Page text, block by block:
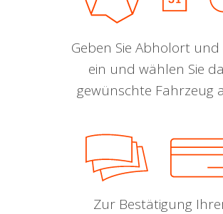
Geben Sie Abholort und
ein und wählen Sie
gewünschte Fahrzeug
Zur Bestätigung